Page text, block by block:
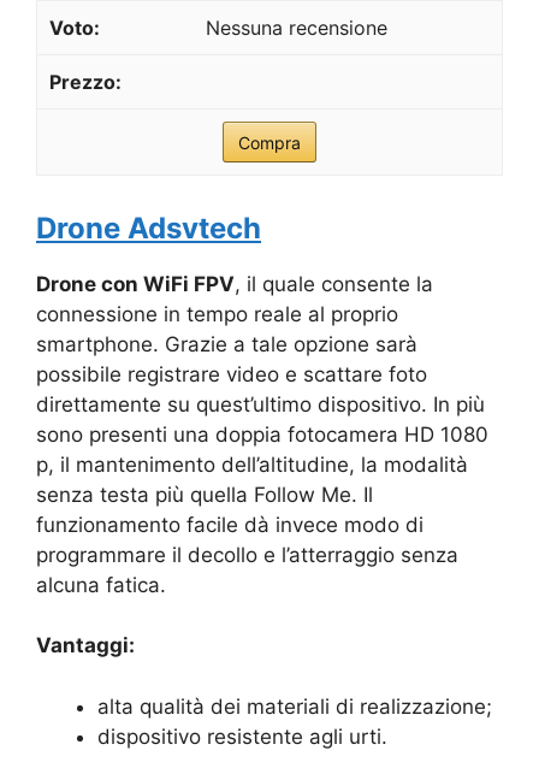
Nessuna recensione
Compra
Drone Adsvtech
Drone con WiFi FPV, il quale consente la
connessione in tempo reale al proprio
smartphone. Grazie a tale opzione sarà
possibile registrare video e scattare foto
direttamente su quest’ultimo dispositivo. In più
sono presenti una doppia fotocamera HD 1080
p, il mantenimento dell’altitudine, la modalità
senza testa più quella Follow Me. Il
funzionamento facile dà invece modo di
programmare il decollo e l’atterraggio senza
alcuna fatica.
Vantaggi:
alta qualità dei materiali di realizzazione;
dispositivo resistente agli urti.